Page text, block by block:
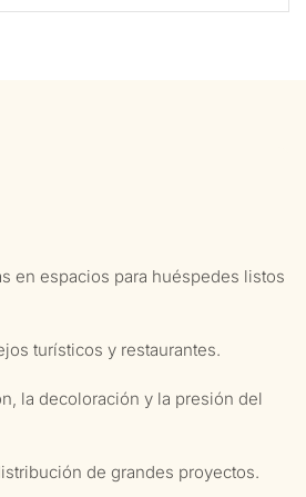
en espacios para huéspedes listos
turísticos y restaurantes.
la decoloración y la presión del
de grandes proyectos.